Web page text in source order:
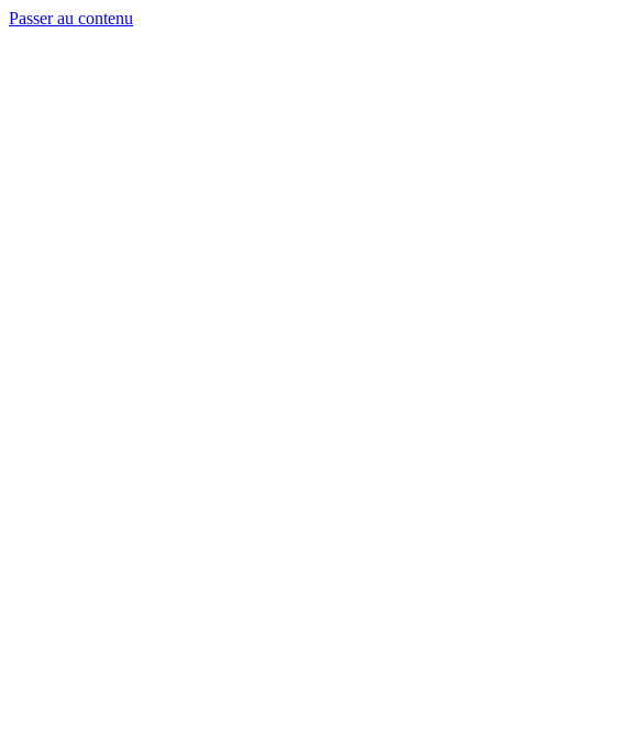
Passer au contenu